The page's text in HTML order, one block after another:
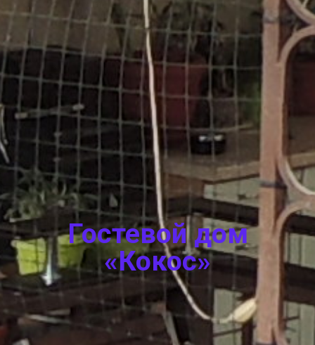
Гостевой дом
«Кокос»